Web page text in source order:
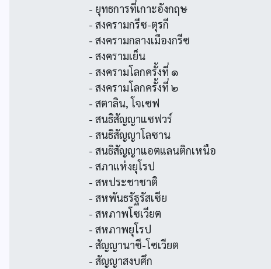
- ยุทธการที่เกาะอังกฤษ
- สงครามกรีซ-ตุรกี
- สงครามกลางเมืองกรีซ
- สงครามเย็น
- สงครามโลกครั้งที่ ๑
- สงครามโลกครั้งที่ ๒
- สตาลิน, โจเซฟ
- สนธิสัญญาแซฟวร์
- สนธิสัญญาโลซาน
- สนธิสัญญาแอตแลนติกเหนือ
- สภาแห่งยุโรป
- สหประชาชาติ
- สหพันธรัฐรัสเซีย
- สหภาพโซเวียต
- สหภาพยุโรป
- สัญญานาซี-โซเวียต
- สัญญาสงบศึก